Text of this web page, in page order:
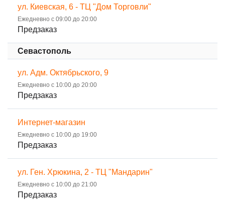
ул. Киевская, 6 - ТЦ "Дом Торговли"
Ежедневно с 09:00 до 20:00
Предзаказ
Севастополь
ул. Адм. Октябрьского, 9
Ежедневно с 10:00 до 20:00
Предзаказ
Интернет-магазин
Ежедневно с 10:00 до 19:00
Предзаказ
ул. Ген. Хрюкина, 2 - ТЦ "Мандарин"
Ежедневно с 10:00 до 21:00
Предзаказ